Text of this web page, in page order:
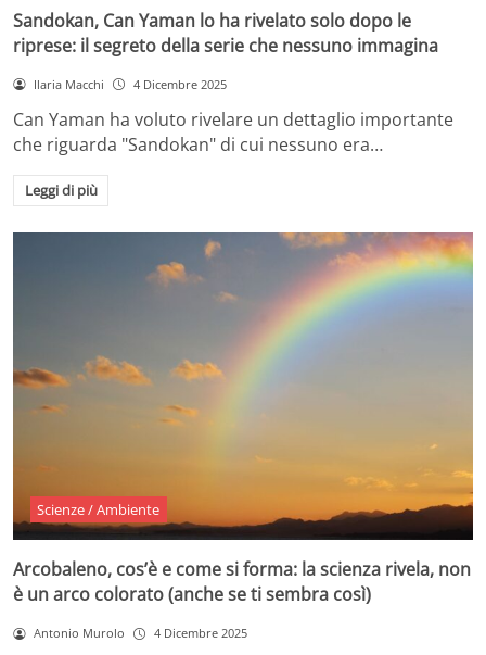
Sandokan, Can Yaman lo ha rivelato solo dopo le
riprese: il segreto della serie che nessuno immagina
Ilaria Macchi 4 Dicembre 2025
Can Yaman ha voluto rivelare un dettaglio importante
che riguarda "Sandokan" di cui nessuno era…
Leggi di più
Scienze / Ambiente
Arcobaleno, cos’è e come si forma: la scienza rivela, non
è un arco colorato (anche se ti sembra così)
Antonio Murolo 4 Dicembre 2025